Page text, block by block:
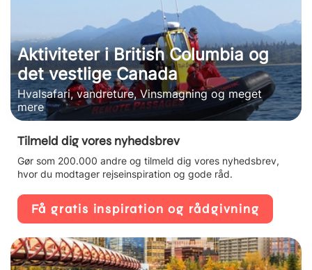
Aktiviteter i British Columbia og
det vestlige Canada
Hvalsafari, vandreture, Vinsmagning og meget
mere
Tilmeld dig vores nyhedsbrev
Gør som 200.000 andre og tilmeld dig vores nyhedsbrev,
hvor du modtager rejseinspiration og gode råd.
Få gratis inspiration og rådgivning